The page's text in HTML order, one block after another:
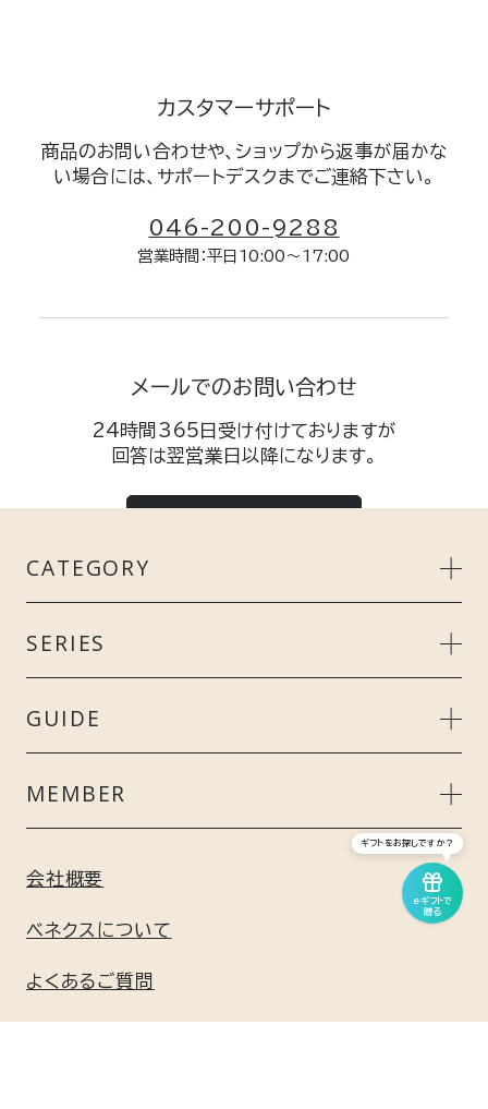
カスタマーサポート
商品のお問い合わせや、ショップから返事が届かな
い場合には、サポートデスクまでご連絡下さい。
046-200-9288
営業時間：平日10:00～17:00
メールでのお問い合わせ
24時間365日受け付けておりますが
回答は翌営業日以降になります。
CATEGORY
MEN’S
ACCESSORY
GEL / BATH
SERIES
リカバリークール＋
リフレッシュ
GUIDE
ご利用ガイド
ギフト包装について
利用規約
MEMBER
新規会員登録はこちら
会社概要
ベネクスについて
よくあるご質問
eギフトで
贈る
ギフトをお探しですか？